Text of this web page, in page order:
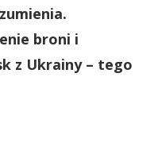
broni i
z Ukrainy – tego